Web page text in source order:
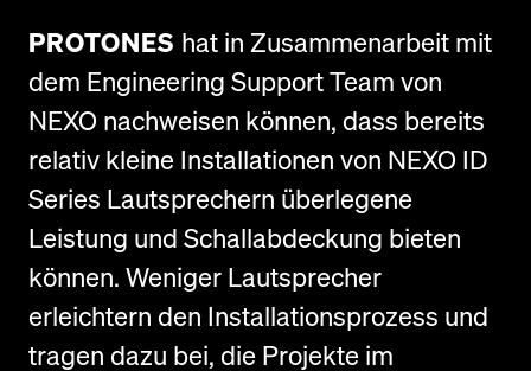
PROTONES hat in Zusammenarbeit mit
dem Engineering Support Team von
NEXO nachweisen können, dass bereits
relativ kleine Installationen von NEXO ID
Series Lautsprechern überlegene
Leistung und Schallabdeckung bieten
können. Weniger Lautsprecher
erleichtern den Installationsprozess und
tragen dazu bei, die Projekte im